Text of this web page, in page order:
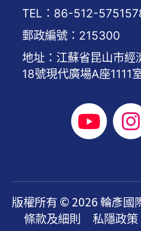
TEL：86-512-
郵政編號：215300
地址：江蘇省昆山市經
18號現代廣場A座1111
版權所有 © 2026 輪彥國
條款及細則 私隱政策